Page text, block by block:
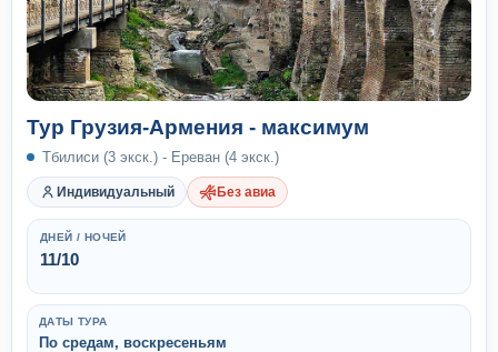
Тур Грузия-Армения - максимум
Тбилиси (3 экск.) - Ереван (4 экск.)
Индивидуальный Без авиа
ДНЕЙ / НОЧЕЙ
11/10
ДАТЫ ТУРА
По средам, воскресеньям